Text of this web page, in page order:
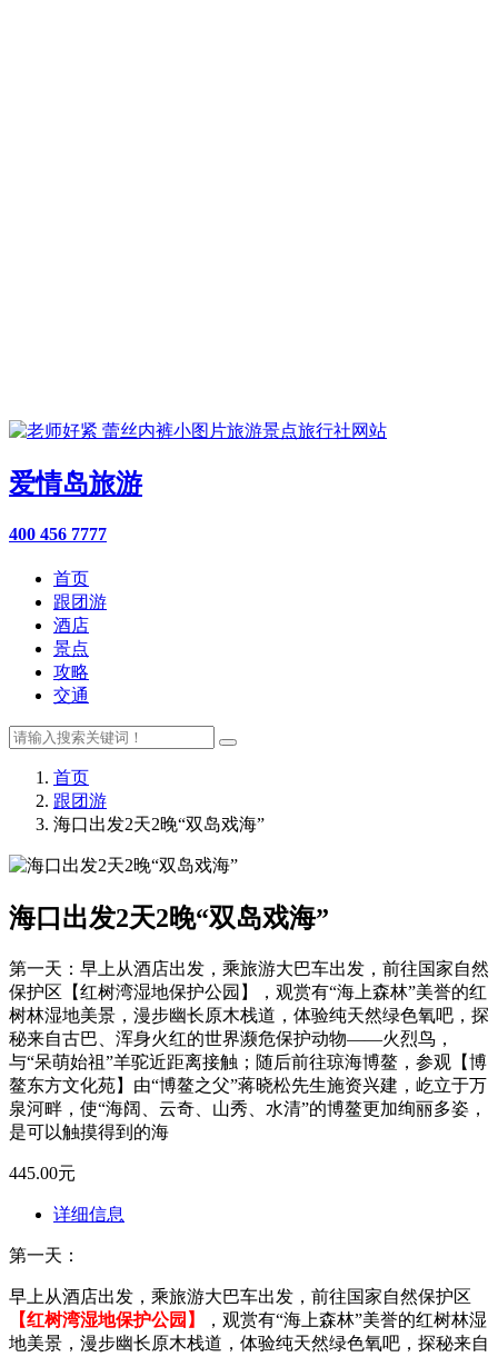
爱情岛旅游
400 456 7777
首页
跟团游
酒店
景点
攻略
交通
首页
跟团游
海口出发2天2晚“双岛戏海”
海口出发2天2晚“双岛戏海”
第一天：早上从酒店出发，乘旅游大巴车出发，前往国家自然
保护区【红树湾湿地保护公园】，观赏有“海上森林”美誉的红
树林湿地美景，漫步幽长原木栈道，体验纯天然绿色氧吧，探
秘来自古巴、浑身火红的世界濒危保护动物——火烈鸟，
与“呆萌始祖”羊驼近距离接触；随后前往琼海博鳌，参观【博
鳌东方文化苑】由“博鳌之父”蒋晓松先生施资兴建，屹立于万
泉河畔，使“海阔、云奇、山秀、水清”的博鳌更加绚丽多姿，
是可以触摸得到的海
445.00元
详细信息
第一天：
早上从酒店出发，乘旅游大巴车出发，前往国家自然保护区
【红树湾湿地保护公园】
，观赏有“海上森林”美誉的红树林湿
地美景，漫步幽长原木栈道，体验纯天然绿色氧吧，探秘来自